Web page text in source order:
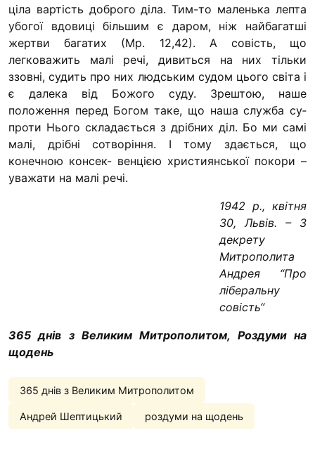
Одна церква – одна
одна родина
Чемпіонат з міні-
“КОПА”
Як допомогти
Ми помолимося
З рук в руки
Юричко
“#Усинови_ТИ”
Законодавство
Освіта
Контакти
procopecj@gmail.com
ціла вартість доброго діла. Тим-то маленька лепта
убогої вдовиці більшим є даром, ніж найбагатші
жертви бага­тих (Мр. 12,42). А совість, що
легковажить малі речі, ди­виться на них тільки
ззовні, судить про них людським судом цього світа і
є далека від Божого суду. Зрештою, наше
положення перед Богом таке, що наша служба су­
проти Нього складається з дрібних діл. Бо ми самі
малі, дрібні сотворіння. І тому здається, що
конечною консек- венцією християнської покори –
уважати на малі речі.
1942 р., квітня
30, Львів. – З
декрету
Митрополита
Андрея “Про
ліберальну
совість“
365 днів з Великим Митрополитом, Роздуми на
щодень
365 днів з Великим Митрополитом
Андрей Шептицький роздуми на щодень